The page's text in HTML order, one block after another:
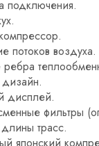
подключения.
потоков воздуха.
дисплей.
фильтры
трасс.
японский